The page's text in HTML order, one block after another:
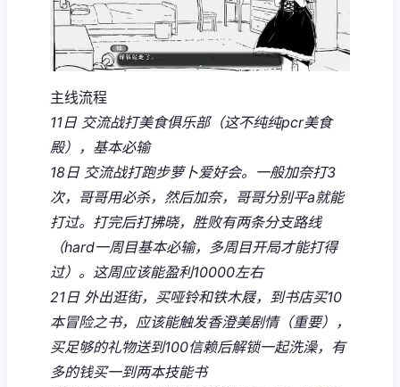
主线流程
11日 交流战打美食俱乐部（这不纯纯pcr美食
殿），基本必输
18日 交流战打跑步萝卜爱好会。一般加奈打3
次，哥哥用必杀，然后加奈，哥哥分别平a就能
打过。打完后打拂晓，胜败有两条分支路线
（hard一周目基本必输，多周目开局才能打得
过）。这周应该能盈利10000左右
21日 外出逛街，买哑铃和铁木屐，到书店买10
本冒险之书，应该能触发香澄美剧情（重要），
买足够的礼物送到100信赖后解锁一起洗澡，有
多的钱买一到两本技能书